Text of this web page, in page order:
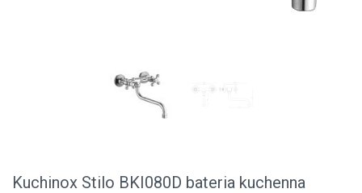
Kuchinox Stilo BKI080D bateria kuchenna